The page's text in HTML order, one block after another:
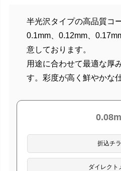
半光沢タイプの高品質コ
0.1mm、0.12mm、
意しております。
用途に合わせて最適な厚
す。彩度が高く鮮やかな
折込チ
ダイレクト